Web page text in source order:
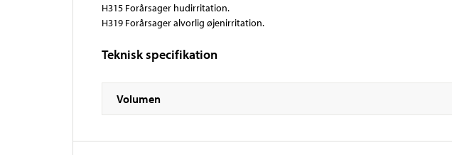
H315 Forårsager hudirritation.
H319 Forårsager alvorlig øjenirritation.
Teknisk specifikation
Volumen